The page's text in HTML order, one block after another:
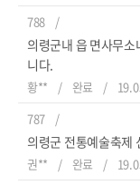
788
의령군내 읍 면사무
니다.
황** 완료
787
의령군 전통예술축제
권** 완료